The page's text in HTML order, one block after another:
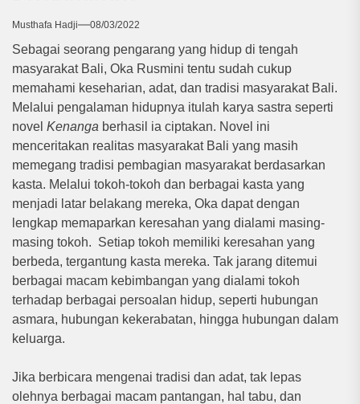
Musthafa Hadji 08/03/2022
Sebagai seorang pengarang yang hidup di tengah
masyarakat Bali, Oka Rusmini tentu sudah cukup
memahami keseharian, adat, dan tradisi masyarakat Bali.
Melalui pengalaman hidupnya itulah karya sastra seperti
novel Kenanga berhasil ia ciptakan. Novel ini
menceritakan realitas masyarakat Bali yang masih
memegang tradisi pembagian masyarakat berdasarkan
kasta. Melalui tokoh-tokoh dan berbagai kasta yang
menjadi latar belakang mereka, Oka dapat dengan
lengkap memaparkan keresahan yang dialami masing-
masing tokoh. Setiap tokoh memiliki keresahan yang
berbeda, tergantung kasta mereka. Tak jarang ditemui
berbagai macam kebimbangan yang dialami tokoh
terhadap berbagai persoalan hidup, seperti hubungan
asmara, hubungan kekerabatan, hingga hubungan dalam
keluarga.
Jika berbicara mengenai tradisi dan adat, tak lepas
olehnya berbagai macam pantangan, hal tabu, dan